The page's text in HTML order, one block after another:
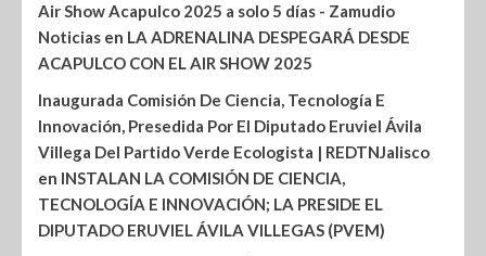
Air Show Acapulco 2025 a solo 5 días - Zamudio
Noticias en LA ADRENALINA DESPEGARÁ DESDE
ACAPULCO CON EL AIR SHOW 2025
Inaugurada Comisión De Ciencia, Tecnología E
Innovación, Presedida Por El Diputado Eruviel Ávila
Villega Del Partido Verde Ecologista | REDTNJalisco
en INSTALAN LA COMISIÓN DE CIENCIA,
TECNOLOGÍA E INNOVACIÓN; LA PRESIDE EL
DIPUTADO ERUVIEL ÁVILA VILLEGAS (PVEM)